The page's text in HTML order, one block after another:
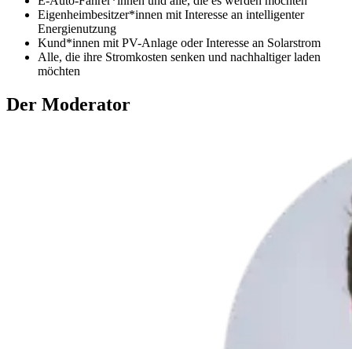
Eigenheimbesitzer*innen mit Interesse an intelligenter
Energienutzung
Kund*innen mit PV-Anlage oder Interesse an Solarstrom
Alle, die ihre Stromkosten senken und nachhaltiger laden
möchten
Der Moderator